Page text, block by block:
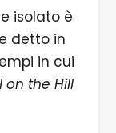
isolato è
detto in
in cui
on the Hill